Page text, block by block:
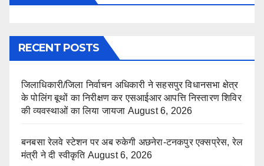
RECENT POSTS
जिलाधिकारी/जिला निर्वाचन अधिकारी ने सहसपुर विधानसभा क्षेत्र
के पोलिंग बूथों का निरीक्षण कर एसआईआर आपत्ति निस्तारण शिविर
की व्यवस्थाओं का लिया जायजा August 6, 2026
बनबसा रेलवे स्टेशन पर अब रुकेगी अछनेरा-टनकपुर एक्सप्रेस, रेल
मंत्री ने दी स्वीकृति August 6, 2026